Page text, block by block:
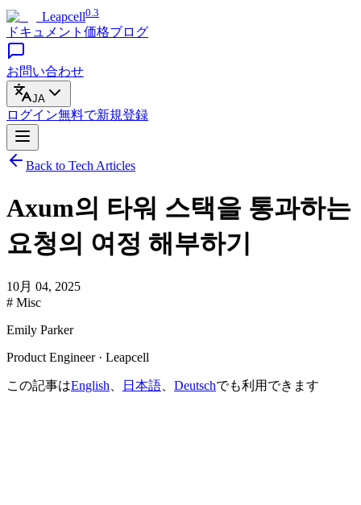
Leapcell0.3
ドキュメント 価格ブログ
お問い合わせ
JA
ログイン無料で新規登録
Back to Tech Articles
Axum의 타워 스택을 통과하는
요청의 여정 해부하기
10月 04, 2025
# Misc
Emily Parker
Product Engineer · Leapcell
この記事はEnglish 日本語 Deutschでも利用できます